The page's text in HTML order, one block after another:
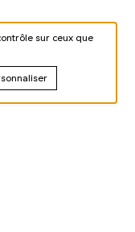
sur ceux que